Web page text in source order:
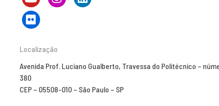
Localização
Avenida Prof. Luciano Gualberto, Travessa do Politécnico –
380
CEP – 05508-010 – São Paulo – SP